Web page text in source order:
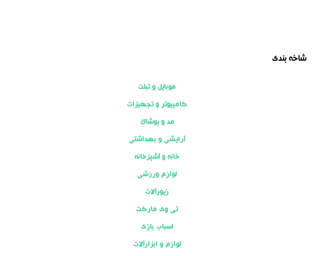
شاخه بندی
موبایل و تبلت
کامپیوتر و تجهیزات
مد و پوشاک
آرایشی و بهداشتی
خانه و آشپزخانه
لوازم ورزشی
زیورآلات
تی وی مارکت
اسباب بازی
لوازم و ابزارآلات